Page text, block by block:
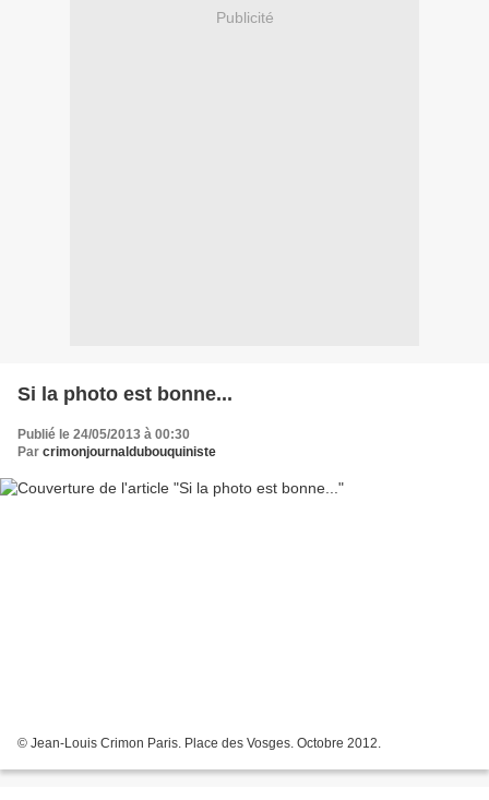
Publicité
Si la photo est bonne...
Publié le 24/05/2013 à 00:30
Par crimonjournaldubouquiniste
© Jean-Louis Crimon Paris. Place des Vosges. Octobre 2012.